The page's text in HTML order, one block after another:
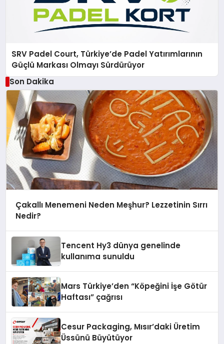
SRV Padel Court, Türkiye’de Padel Yatırımlarının
Güçlü Markası Olmayı Sürdürüyor
Son Dakika
Çakallı Menemeni Neden Meşhur? Lezzetinin Sırrı
Nedir?
Tencent Hy3 dünya genelinde
kullanıma sunuldu
Mars Türkiye’den “Köpeğini İşe Götür
Haftası” çağrısı
Cesur Packaging, Mısır’daki Üretim
Üssünü Büyütüyor